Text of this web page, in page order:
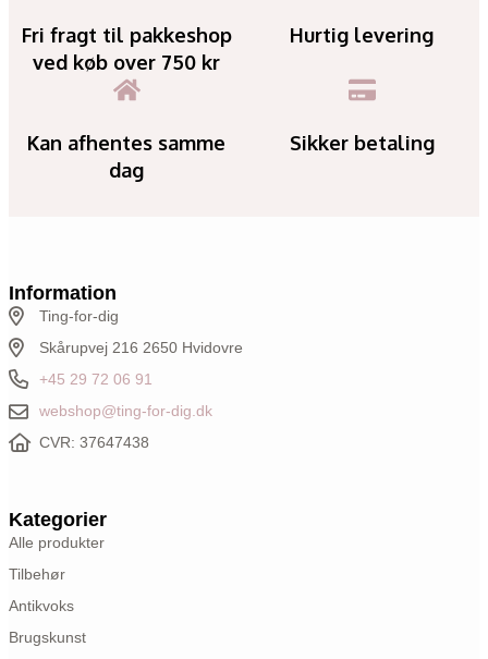
Fri fragt til pakkeshop
ved køb over 750 kr
Hurtig levering
Kan afhentes samme
dag
Sikker betaling
Information
Ting-for-dig
Skårupvej 216 2650 Hvidovre
+45 29 72 06 91
webshop@ting-for-dig.dk
CVR: 37647438
Kategorier
Alle produkter
Tilbehør
Antikvoks
Brugskunst